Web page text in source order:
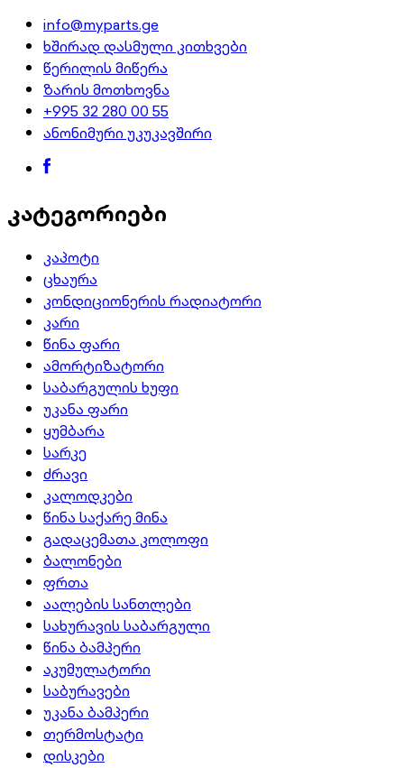
info@myparts.ge
ხშირად დასმული კითხვები
წერილის მიწერა
ზარის მოთხოვნა
+995 32 280 00 55
ანონიმური უკუკავშირი
კატეგორიები
კაპოტი
ცხაურა
კონდიციონერის რადიატორი
კარი
წინა ფარი
ამორტიზატორი
საბარგულის ხუფი
უკანა ფარი
ყუმბარა
სარკე
ძრავი
კალოდკები
წინა საქარე მინა
გადაცემათა კოლოფი
ბალონები
ფრთა
აალების სანთლები
სახურავის საბარგული
წინა ბამპერი
აკუმულატორი
საბურავები
უკანა ბამპერი
თერმოსტატი
დისკები